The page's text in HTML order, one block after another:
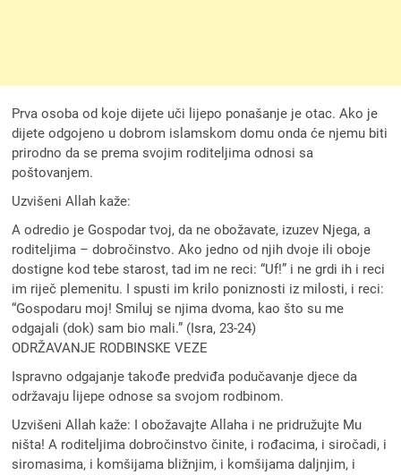
Prva osoba od koje dijete uči lijepo ponašanje je otac. Ako je
dijete odgojeno u dobrom islamskom domu onda će njemu biti
prirodno da se prema svojim roditeljima odnosi sa
poštovanjem.
Uzvišeni Allah kaže:
A odredio je Gospodar tvoj, da ne obožavate, izuzev Njega, a
roditeljima – dobročinstvo. Ako jedno od njih dvoje ili oboje
dostigne kod tebe starost, tad im ne reci: “Uf!” i ne grdi ih i reci
im riječ plemenitu. I spusti im krilo poniznosti iz milosti, i reci:
“Gospodaru moj! Smiluj se njima dvoma, kao što su me
odgajali (dok) sam bio mali.” (Isra, 23-24)
ODRŽAVANJE RODBINSKE VEZE
Ispravno odgajanje takođe predviđa podučavanje djece da
održavaju lijepe odnose sa svojom rodbinom.
Uzvišeni Allah kaže: I obožavajte Allaha i ne pridružujte Mu
ništa! A roditeljima dobročinstvo činite, i rođacima, i siročadi, i
siromasima, i komšijama bližnjim, i komšijama daljnjim, i